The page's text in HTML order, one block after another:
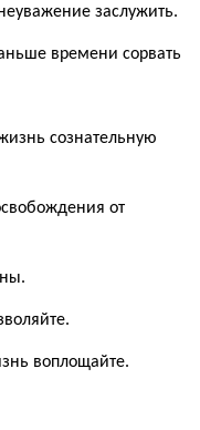
заслужить.
времени сорвать
сознательную
от
воплощайте.